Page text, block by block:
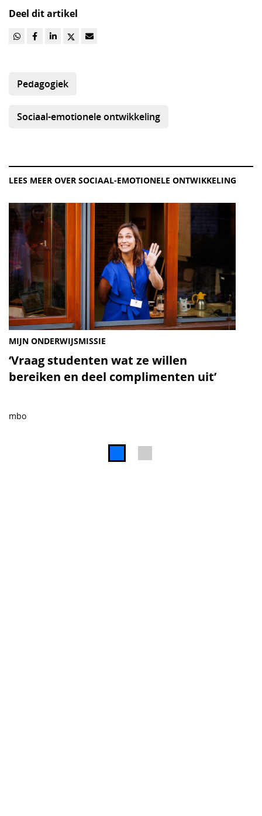
Deel dit artikel
Pedagogiek
Sociaal-emotionele ontwikkeling
LEES MEER OVER SOCIAAL-EMOTIONELE ONTWIKKELING
‘Vraag studenten wat ze willen
bereiken en deel complimenten uit’
MIJN ONDERWIJSMISSIE
mbo